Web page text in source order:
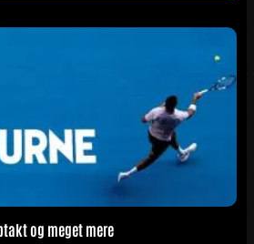
og meget mere